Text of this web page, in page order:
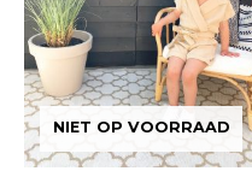
NIET OP VOORRAAD